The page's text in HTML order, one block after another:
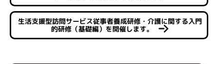
生活支援型訪問サービス従事者養成研修・介護に関する入門
的研修（基礎編）を開催します。